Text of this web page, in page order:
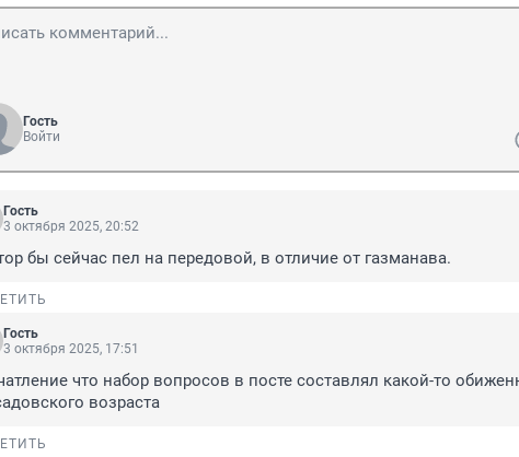
Гость
Войти
Гость
3 октября 2025, 20:52
бы сейчас пел на передовой, в отличие от газманава.
Гость
3 октября 2025, 17:51
что набор вопросов в посте составлял какой-то
возраста